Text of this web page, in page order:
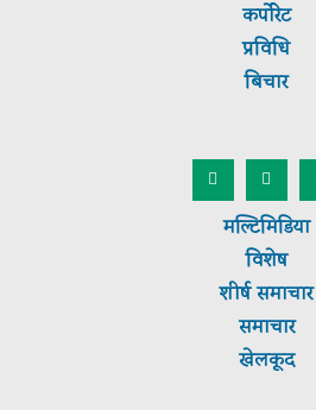
कर्पाेरेट
प्रविधि
बिचार
मल्टिमिडिया
विशेष
शीर्षसमाचार
समाचार
खेलकूद